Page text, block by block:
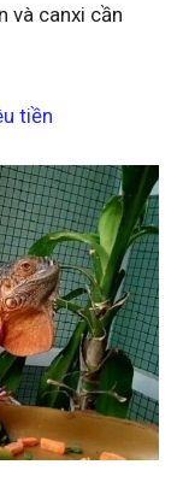
và canxi cần
tiền